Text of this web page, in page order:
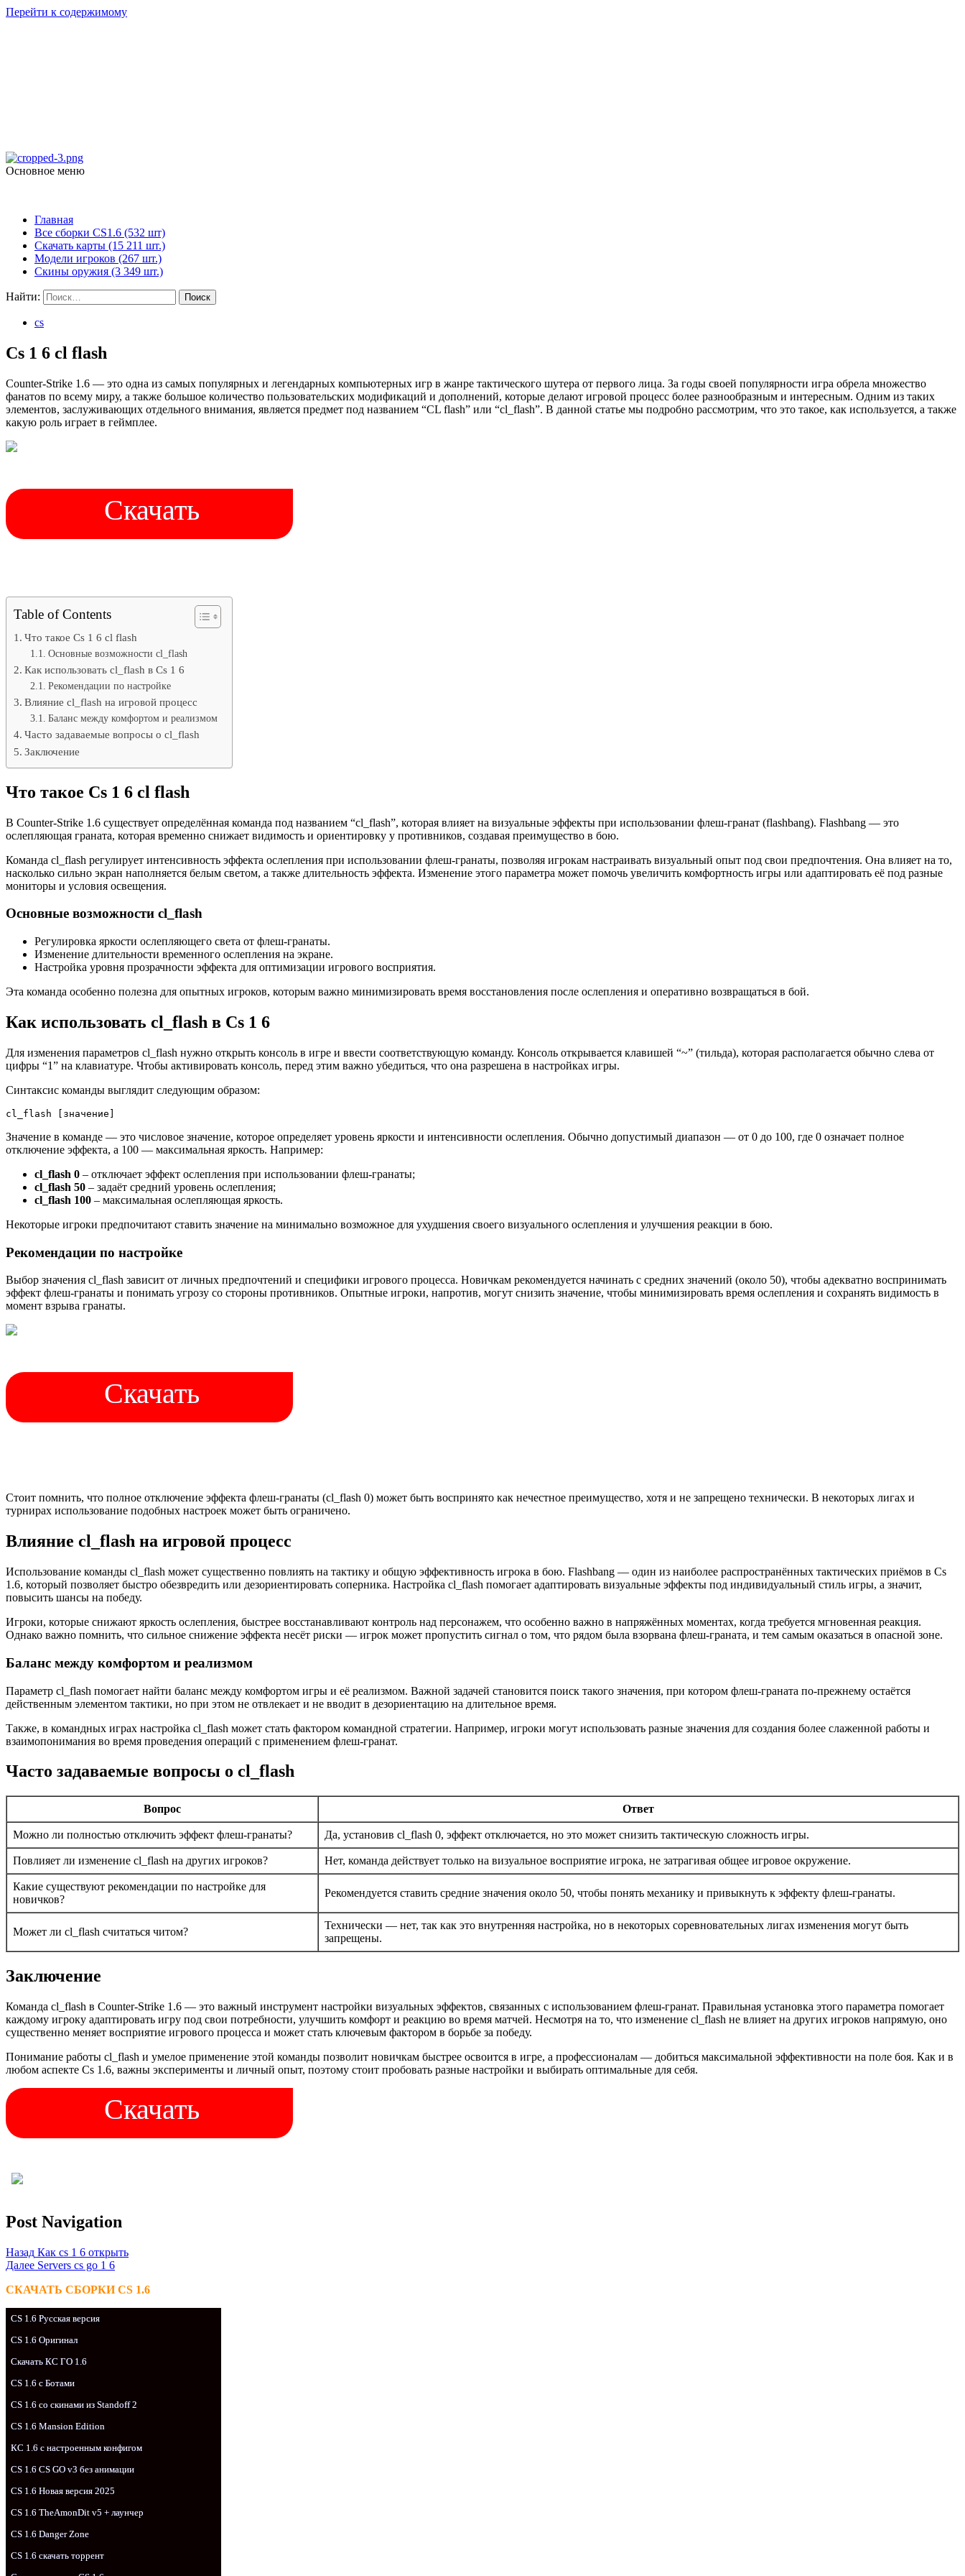
Перейти к содержимому
Основное меню
Главная
Все сборки CS1.6 (532 шт)
Скачать карты (15 211 шт.)
Модели игроков (267 шт.)
Скины оружия (3 349 шт.)
Найти:
cs
Cs 1 6 cl flash
Counter-Strike 1.6 — это одна из самых популярных и легендарных компьютерных игр в жанре тактического шутера от первого лица. За годы своей популярности игра обрела множество
фанатов по всему миру, а также большое количество пользовательских модификаций и дополнений, которые делают игровой процесс более разнообразным и интересным. Одним из таких
элементов, заслуживающих отдельного внимания, является предмет под названием “CL flash” или “cl_flash”. В данной статье мы подробно рассмотрим, что это такое, как используется, а также
какую роль играет в геймплее.
Скачать
Table of Contents
Что такое Cs 1 6 cl flash
Основные возможности cl_flash
Как использовать cl_flash в Cs 1 6
Рекомендации по настройке
Влияние cl_flash на игровой процесс
Баланс между комфортом и реализмом
Часто задаваемые вопросы о cl_flash
Заключение
Что такое Cs 1 6 cl flash
В Counter-Strike 1.6 существует определённая команда под названием “cl_flash”, которая влияет на визуальные эффекты при использовании флеш-гранат (flashbang). Flashbang — это
ослепляющая граната, которая временно снижает видимость и ориентировку у противников, создавая преимущество в бою.
Команда cl_flash регулирует интенсивность эффекта ослепления при использовании флеш-гранаты, позволяя игрокам настраивать визуальный опыт под свои предпочтения. Она влияет на то,
насколько сильно экран наполняется белым светом, а также длительность эффекта. Изменение этого параметра может помочь увеличить комфортность игры или адаптировать её под разные
мониторы и условия освещения.
Основные возможности cl_flash
Регулировка яркости ослепляющего света от флеш-гранаты.
Изменение длительности временного ослепления на экране.
Настройка уровня прозрачности эффекта для оптимизации игрового восприятия.
Эта команда особенно полезна для опытных игроков, которым важно минимизировать время восстановления после ослепления и оперативно возвращаться в бой.
Как использовать cl_flash в Cs 1 6
Для изменения параметров cl_flash нужно открыть консоль в игре и ввести соответствующую команду. Консоль открывается клавишей “~” (тильда), которая располагается обычно слева от
цифры “1” на клавиатуре. Чтобы активировать консоль, перед этим важно убедиться, что она разрешена в настройках игры.
Синтаксис команды выглядит следующим образом:
cl_flash [значение]
Значение в команде — это числовое значение, которое определяет уровень яркости и интенсивности ослепления. Обычно допустимый диапазон — от 0 до 100, где 0 означает полное
отключение эффекта, а 100 — максимальная яркость. Например:
cl_flash 0 – отключает эффект ослепления при использовании флеш-гранаты;
cl_flash 50 – задаёт средний уровень ослепления;
cl_flash 100 – максимальная ослепляющая яркость.
Некоторые игроки предпочитают ставить значение на минимально возможное для ухудшения своего визуального ослепления и улучшения реакции в бою.
Рекомендации по настройке
Выбор значения cl_flash зависит от личных предпочтений и специфики игрового процесса. Новичкам рекомендуется начинать с средних значений (около 50), чтобы адекватно воспринимать
эффект флеш-гранаты и понимать угрозу со стороны противников. Опытные игроки, напротив, могут снизить значение, чтобы минимизировать время ослепления и сохранять видимость в
момент взрыва гранаты.
Скачать
Стоит помнить, что полное отключение эффекта флеш-гранаты (cl_flash 0) может быть воспринято как нечестное преимущество, хотя и не запрещено технически. В некоторых лигах и
турнирах использование подобных настроек может быть ограничено.
Влияние cl_flash на игровой процесс
Использование команды cl_flash может существенно повлиять на тактику и общую эффективность игрока в бою. Flashbang — один из наиболее распространённых тактических приёмов в Cs
1.6, который позволяет быстро обезвредить или дезориентировать соперника. Настройка cl_flash помогает адаптировать визуальные эффекты под индивидуальный стиль игры, а значит,
повысить шансы на победу.
Игроки, которые снижают яркость ослепления, быстрее восстанавливают контроль над персонажем, что особенно важно в напряжённых моментах, когда требуется мгновенная реакция.
Однако важно помнить, что сильное снижение эффекта несёт риски — игрок может пропустить сигнал о том, что рядом была взорвана флеш-граната, и тем самым оказаться в опасной зоне.
Баланс между комфортом и реализмом
Параметр cl_flash помогает найти баланс между комфортом игры и её реализмом. Важной задачей становится поиск такого значения, при котором флеш-граната по-прежнему остаётся
действенным элементом тактики, но при этом не отвлекает и не вводит в дезориентацию на длительное время.
Также, в командных играх настройка cl_flash может стать фактором командной стратегии. Например, игроки могут использовать разные значения для создания более слаженной работы и
взаимопонимания во время проведения операций с применением флеш-гранат.
Часто задаваемые вопросы о cl_flash
Вопрос Ответ
Можно ли полностью отключить эффект флеш-гранаты? Да, установив cl_flash 0, эффект отключается, но это может снизить тактическую сложность игры.
Повлияет ли изменение cl_flash на других игроков? Нет, команда действует только на визуальное восприятие игрока, не затрагивая общее игровое окружение.
Какие существуют рекомендации по настройке для
новичков?
Рекомендуется ставить средние значения около 50, чтобы понять механику и привыкнуть к эффекту флеш-гранаты.
Может ли cl_flash считаться читом?
Технически — нет, так как это внутренняя настройка, но в некоторых соревновательных лигах изменения могут быть
запрещены.
Заключение
Команда cl_flash в Counter-Strike 1.6 — это важный инструмент настройки визуальных эффектов, связанных с использованием флеш-гранат. Правильная установка этого параметра помогает
каждому игроку адаптировать игру под свои потребности, улучшить комфорт и реакцию во время матчей. Несмотря на то, что изменение cl_flash не влияет на других игроков напрямую, оно
существенно меняет восприятие игрового процесса и может стать ключевым фактором в борьбе за победу.
Понимание работы cl_flash и умелое применение этой команды позволит новичкам быстрее освоится в игре, а профессионалам — добиться максимальной эффективности на поле боя. Как и в
любом аспекте Cs 1.6, важны эксперименты и личный опыт, поэтому стоит пробовать разные настройки и выбирать оптимальные для себя.
Скачать
Post Navigation
Назад Как cs 1 6 открыть
Далее Servers cs go 1 6
СКАЧАТЬ СБОРКИ CS 1.6
CS 1.6 Русская версия
CS 1.6 Оригинал
Скачать КС ГО 1.6
CS 1.6 с Ботами
CS 1.6 со скинами из Standoff 2
CS 1.6 Mansion Edition
КС 1.6 с настроенным конфигом
CS 1.6 CS GO v3 без анимации
CS 1.6 Новая версия 2025
CS 1.6 TheAmonDit v5 + лаунчер
CS 1.6 Danger Zone
CS 1.6 скачать торрент